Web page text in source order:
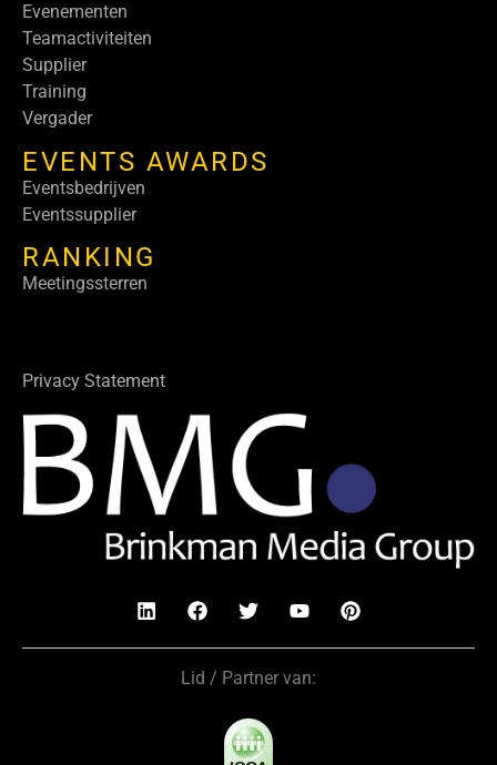
Evenementen
Teamactiviteiten
Supplier
Training
Vergader
EVENTS AWARDS
Eventsbedrijven
Eventssupplier
RANKING
Meetingssterren
Privacy Statement
Lid / Partner van: